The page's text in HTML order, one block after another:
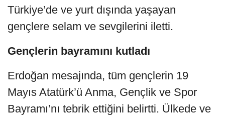
Türkiye’de ve yurt dışında yaşayan
gençlere selam ve sevgilerini iletti.
Gençlerin bayramını kutladı
Erdoğan mesajında, tüm gençlerin 19
Mayıs Atatürk’ü Anma, Gençlik ve Spor
Bayramı’nı tebrik ettiğini belirtti. Ülkede ve